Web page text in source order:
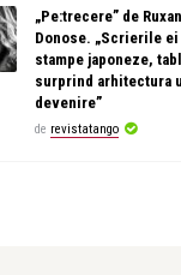
„Pe:trecere” de
Donose. „Scrierile
stampe japoneze,
surprind arhitectura
devenire”
de revistatango